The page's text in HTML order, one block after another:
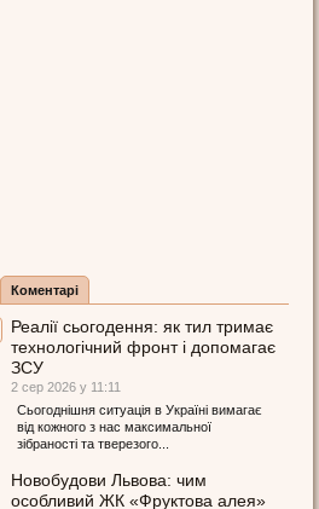
Коментарі
Реалії сьогодення: як тил тримає
технологічний фронт і допомагає
ЗСУ
2 сер 2026 у 11:11
Сьогоднішня ситуація в Україні вимагає
від кожного з нас максимальної
зібраності та тверезого...
Новобудови Львова: чим
особливий ЖК «Фруктова алея»